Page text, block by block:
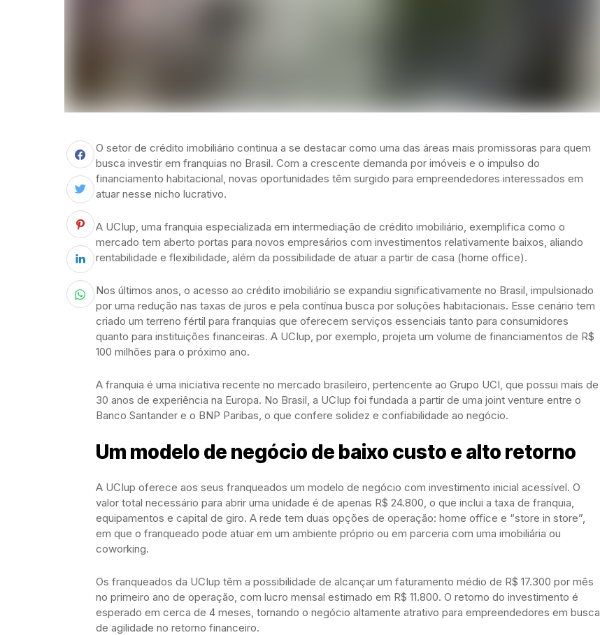
O setor de crédito imobiliário continua a se destacar como uma das áreas mais promissoras para quem
busca investir em franquias no Brasil. Com a crescente demanda por imóveis e o impulso do
financiamento habitacional, novas oportunidades têm surgido para empreendedores interessados em
atuar nesse nicho lucrativo.
A UCIup, uma franquia especializada em intermediação de crédito imobiliário, exemplifica como o
mercado tem aberto portas para novos empresários com investimentos relativamente baixos, aliando
rentabilidade e flexibilidade, além da possibilidade de atuar a partir de casa (home office).
Nos últimos anos, o acesso ao crédito imobiliário se expandiu significativamente no Brasil, impulsionado
por uma redução nas taxas de juros e pela contínua busca por soluções habitacionais. Esse cenário tem
criado um terreno fértil para franquias que oferecem serviços essenciais tanto para consumidores
quanto para instituições financeiras. A UCIup, por exemplo, projeta um volume de financiamentos de R$
100 milhões para o próximo ano.
A franquia é uma iniciativa recente no mercado brasileiro, pertencente ao Grupo UCI, que possui mais de
30 anos de experiência na Europa. No Brasil, a UCIup foi fundada a partir de uma joint venture entre o
Banco Santander e o BNP Paribas, o que confere solidez e confiabilidade ao negócio.
Um modelo de negócio de baixo custo e alto retorno
A UCIup oferece aos seus franqueados um modelo de negócio com investimento inicial acessível. O
valor total necessário para abrir uma unidade é de apenas R$ 24.800, o que inclui a taxa de franquia,
equipamentos e capital de giro. A rede tem duas opções de operação: home office e “store in store”,
em que o franqueado pode atuar em um ambiente próprio ou em parceria com uma imobiliária ou
coworking.
Os franqueados da UCIup têm a possibilidade de alcançar um faturamento médio de R$ 17.300 por mês
no primeiro ano de operação, com lucro mensal estimado em R$ 11.800. O retorno do investimento é
esperado em cerca de 4 meses, tornando o negócio altamente atrativo para empreendedores em busca
de agilidade no retorno financeiro.